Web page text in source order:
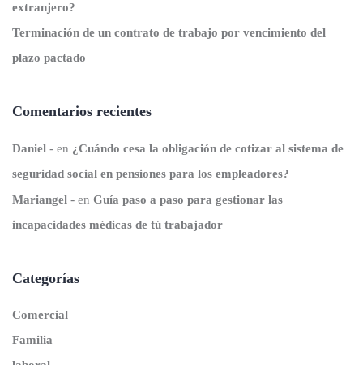
extranjero?
Terminación de un contrato de trabajo por vencimiento del
plazo pactado
Comentarios recientes
Daniel en ¿Cuándo cesa la obligación de cotizar al sistema de
seguridad social en pensiones para los empleadores?
Mariangel
en Guía paso a paso para gestionar las
incapacidades médicas de tú trabajador
Categorías
Comercial
Familia